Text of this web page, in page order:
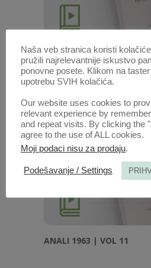
ANALI 1962 | VOL 10 ✲
ANALI 1963 | VOL 11
Naša veb stranica koristi
pružili najrelevantnije iskustvo
ponovne posete. Klikom na taster
upotrebu SVIH kolačića.
Our website uses cookies to
relevant experience by
and repeat visits. By clicking the
agree to the use of ALL cookies.
Moji podaci nisu za prodaju.
Podešavanje / Settings